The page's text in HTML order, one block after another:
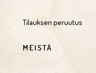
Tilauksen peruutus
MEISTÄ